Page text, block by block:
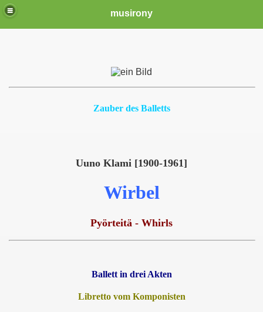
musirony
Zauber des Balletts
Uuno Klami [1900-1961]
Wirbel
Pyörteitä - Whirls
Ballett in drei Akten
Libretto vom Komponisten